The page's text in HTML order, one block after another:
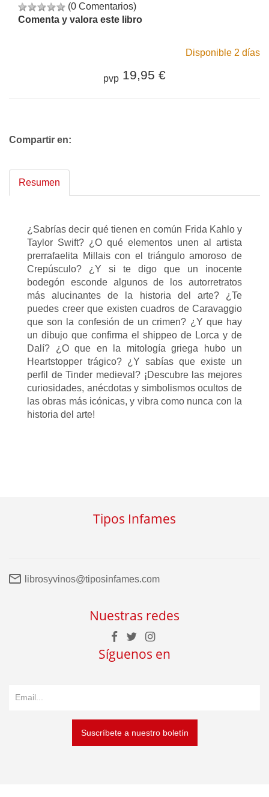
(0 Comentarios)
Comenta y valora este libro
Disponible 2 días
pvp 19,95 €
Compartir en:
Resumen
¿Sabrías decir qué tienen en común Frida Kahlo y
Taylor Swift? ¿O qué elementos unen al artista
prerrafaelita Millais con el triángulo amoroso de
Crepúsculo? ¿Y si te digo que un inocente
bodegón esconde algunos de los autorretratos
más alucinantes de la historia del arte? ¿Te
puedes creer que existen cuadros de Caravaggio
que son la confesión de un crimen? ¿Y que hay
un dibujo que confirma el shippeo de Lorca y de
Dalí? ¿O que en la mitología griega hubo un
Heartstopper trágico? ¿Y sabías que existe un
perfil de Tinder medieval? ¡Descubre las mejores
curiosidades, anécdotas y simbolismos ocultos de
las obras más icónicas, y vibra como nunca con la
historia del arte!
Tipos Infames
librosyvinos@tiposinfames.com
Nuestras redes
Síguenos en
Suscríbete a nuestro boletín